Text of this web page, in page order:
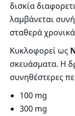
δισκία
λαμβάνεται
σταθερά
Κυκλοφορεί ως
σκευάσματα. Η
συνηθέστερες
100 mg
300 mg